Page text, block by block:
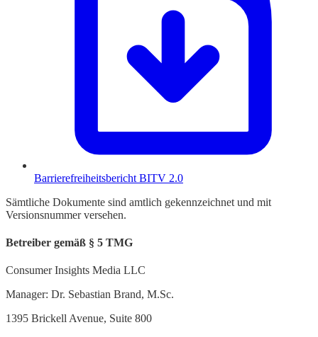
Barrierefreiheitsbericht BITV 2.0
Sämtliche Dokumente sind amtlich gekennzeichnet und mit
Versionsnummer versehen.
Betreiber gemäß § 5 TMG
Consumer Insights Media LLC
Manager: Dr. Sebastian Brand, M.Sc.
1395 Brickell Avenue, Suite 800